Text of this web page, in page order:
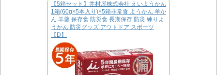
【5箱セット】井村屋株式会社 えいようかん
1箱(60g×5本入り)×5箱非常食 ようかん 羊か
ん 羊羹 保存食 防災食 長期保存 防災 練りよ
うかん 防災グッズ アウトドア スポーツ
【D】